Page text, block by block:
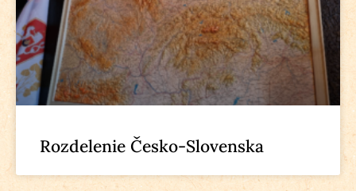
Rozdelenie Česko-Slovenska